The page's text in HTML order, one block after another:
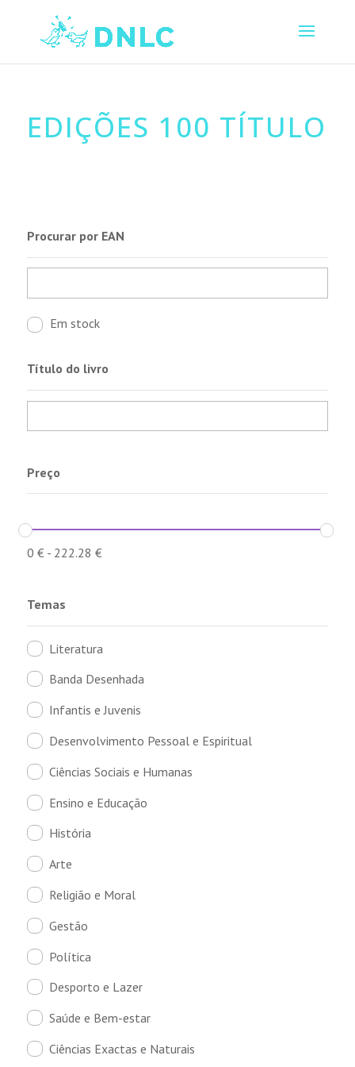
EDIÇÕES 100 TÍTULO
Procurar por EAN
Em stock
Título do livro
Preço
0 €- 222.28 €
Temas
Literatura
Banda Desenhada
Infantis e Juvenis
Desenvolvimento Pessoal e Espiritual
Ciências Sociais e Humanas
Ensino e Educação
História
Arte
Religião e Moral
Gestão
Política
Desporto e Lazer
Saúde e Bem-estar
Ciências Exactas e Naturais